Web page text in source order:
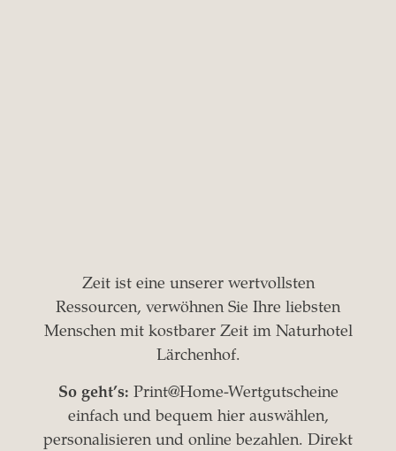
Zeit ist eine unserer wertvollsten
Ressourcen, verwöhnen Sie Ihre liebsten
Menschen mit kostbarer Zeit im Naturhotel
Lärchenhof.
So geht’s: Print@Home-Wertgutscheine
einfach und bequem hier auswählen,
personalisieren und online bezahlen. Direkt